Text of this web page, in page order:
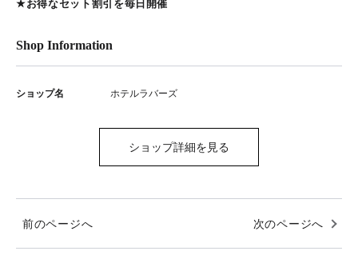
★お得なセット割引を毎日開催
Shop Information
ショップ名 ホテルラバーズ
ショップ詳細を見る
前のページへ 次のページへ